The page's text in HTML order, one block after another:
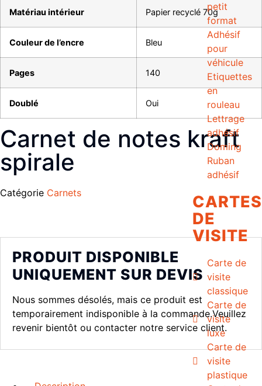
petit
format
Adhésif
pour
véhicule
Etiquettes
en
rouleau
Lettrage
adhésif
Doming
Ruban
adhésif
CARTES
DE
VISITE
Carte de
visite
classique
Carte de
visite
luxe
Carte de
visite
plastique
Matériau intérieur Papier recyclé 70g
Couleur de l’encre Bleu
Pages 140
Doublé Oui
Carnet de notes kraft
spirale
Catégorie Carnets
PRODUIT DISPONIBLE
UNIQUEMENT SUR DEVIS
Nous sommes désolés, mais ce produit est
temporairement indisponible à la commande.Veuillez
revenir bientôt ou contacter notre service client.